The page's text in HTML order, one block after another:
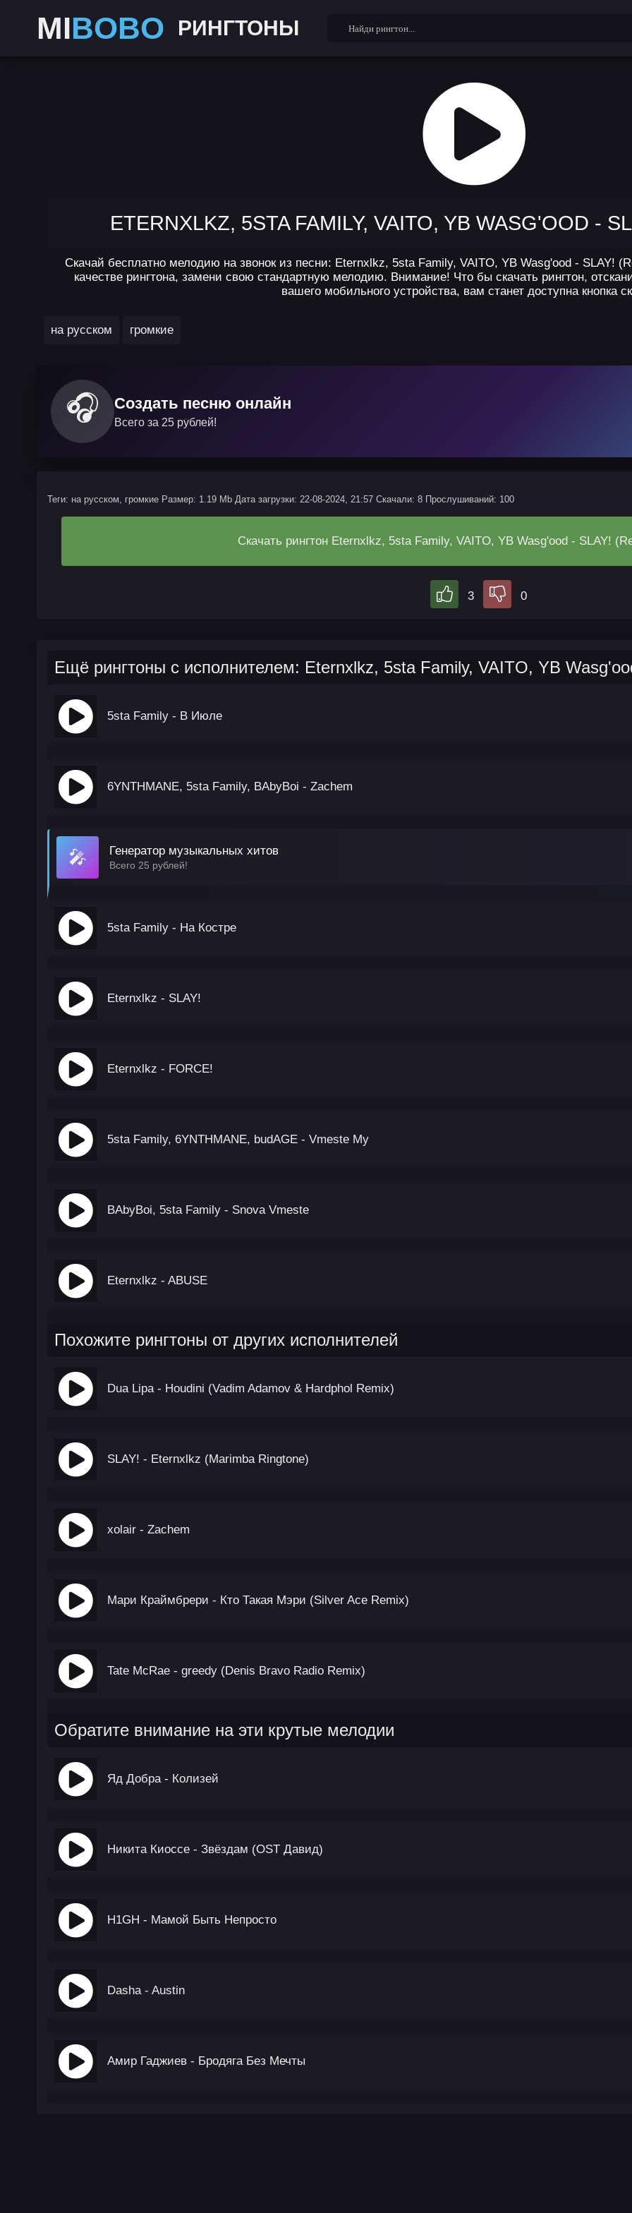
MIBOBO РИНГТОНЫ
ETERNXLKZ, 5STA FAMILY, VAITO, YB WASG'OOD -
Скачай бесплатно мелодию на звонок из песни: Eternxlkz, 5sta Family, VAITO, YB Wasg'ood - SLAY!
качестве рингтона, замени свою стандартную мелодию. Внимание! Что бы скачать рингтон,
вашего мобильного устройства, вам станет доступна кнопка
на русском
громкие
🎧 Создать песню онлайн
Всего за 25 рублей!
Теги: на русском, громкие Размер: 1.19 Mb Дата загрузки: 22-08-2024, 21:57 Скачали: 8 Прослушиваний: 100
Скачать рингтон Eternxlkz, 5sta Family, VAITO, YB Wasg'ood - SLAY!
3 0
Ещё рингтоны с исполнителем: Eternxlkz, 5sta Family, VAITO, YB
5sta Family - В Июле
6YNTHMANE, 5sta Family, BAbyBoi - Zachem
🎤 Генератор музыкальных хитов
Всего 25 рублей!
5sta Family - На Костре
Eternxlkz - SLAY!
Eternxlkz - FORCE!
5sta Family, 6YNTHMANE, budAGE - Vmeste My
BAbyBoi, 5sta Family - Snova Vmeste
Eternxlkz - ABUSE
Похожите рингтоны от других исполнителей
Dua Lipa - Houdini (Vadim Adamov & Hardphol Remix)
SLAY! - Eternxlkz (Marimba Ringtone)
xolair - Zachem
Мари Краймбрери - Кто Такая Мэри (Silver Ace Remix)
Tate McRae - greedy (Denis Bravo Radio Remix)
Обратите внимание на эти крутые мелодии
Яд Добра - Колизей
Никита Киоссе - Звёздам (OST Давид)
H1GH - Мамой Быть Непросто
Dasha - Austin
Амир Гаджиев - Бродяга Без Мечты